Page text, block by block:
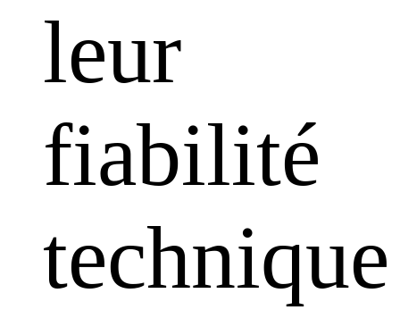
leur
fiabilité
technique